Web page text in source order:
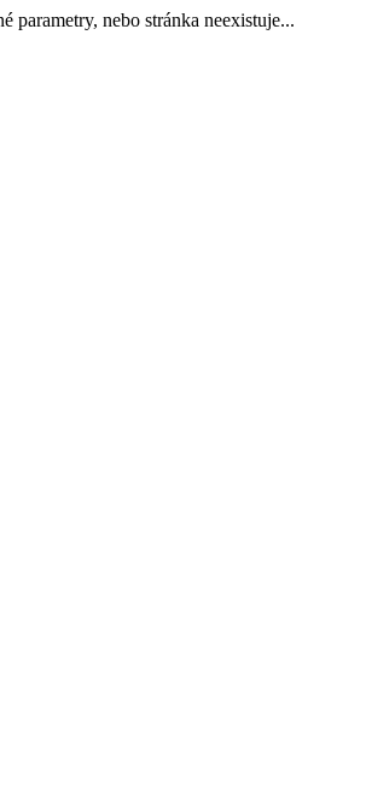
parametry, nebo stránka neexistuje...